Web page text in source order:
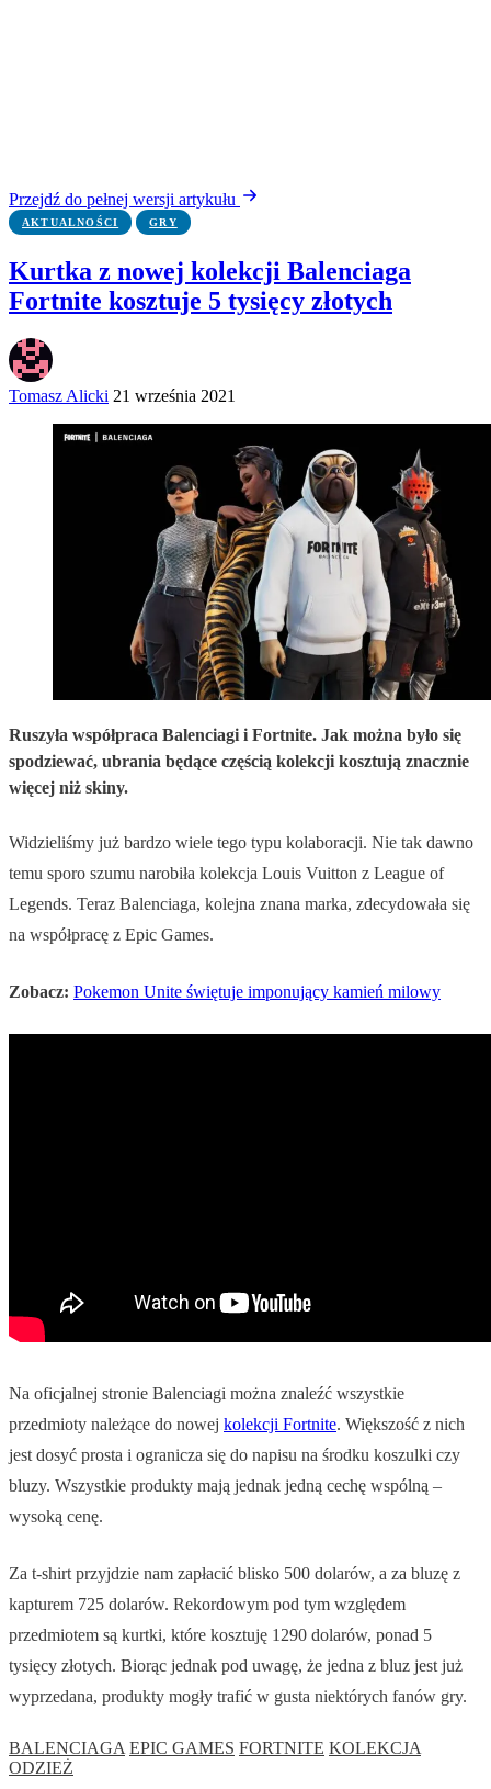
Przejdź do pełnej wersji artykułu
AKTUALNOŚCI GRY
Kurtka z nowej kolekcji Balenciaga
Fortnite kosztuje 5 tysięcy złotych
Tomasz Alicki 21 września 2021
Ruszyła współpraca Balenciagi i Fortnite. Jak można było się
spodziewać, ubrania będące częścią kolekcji kosztują znacznie
więcej niż skiny.
Widzieliśmy już bardzo wiele tego typu kolaboracji. Nie tak dawno
temu sporo szumu narobiła kolekcja Louis Vuitton z League of
Legends. Teraz Balenciaga, kolejna znana marka, zdecydowała się
na współpracę z Epic Games.
Zobacz: Pokemon Unite świętuje imponujący kamień milowy
Na oficjalnej stronie Balenciagi można znaleźć wszystkie
przedmioty należące do nowej kolekcji Fortnite. Większość z nich
jest dosyć prosta i ogranicza się do napisu na środku koszulki czy
bluzy. Wszystkie produkty mają jednak jedną cechę wspólną –
wysoką cenę.
Za t-shirt przyjdzie nam zapłacić blisko 500 dolarów, a za bluzę z
kapturem 725 dolarów. Rekordowym pod tym względem
przedmiotem są kurtki, które kosztuję 1290 dolarów, ponad 5
tysięcy złotych. Biorąc jednak pod uwagę, że jedna z bluz jest już
wyprzedana, produkty mogły trafić w gusta niektórych fanów gry.
BALENCIAGA EPIC GAMES FORTNITE KOLEKCJA
ODZIEŻ